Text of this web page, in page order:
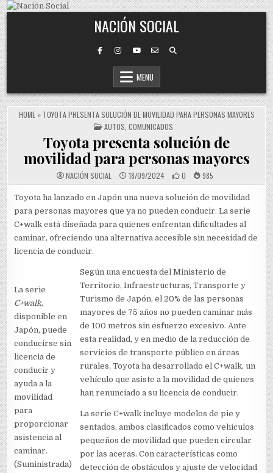
Skip to content
NACIÓN SOCIAL
MENU
HOME» TOYOTA PRESENTA SOLUCIÓN DE MOVILIDAD PARA PERSONAS MAYORES
POSTED IN
AUTOS COMUNICADOS
Toyota presenta solución de
movilidad para personas mayores
NACIÓN SOCIAL 18/09/2024 0 985
Toyota ha lanzado en Japón una nueva solución de movilidad
para personas mayores que ya no pueden conducir. La serie
C+walk está diseñada para quienes enfrentan dificultades al
caminar, ofreciendo una alternativa accesible sin necesidad de
licencia de conducir.
La serie
C+walk,
disponible en
Japón, puede
conducirse sin
licencia de
conducir y
ayuda a la
movilidad
para
proporcionar
asistencia al
caminar.
(Suministrada)
Según una encuesta del Ministerio de
Territorio, Infraestructuras, Transporte y
Turismo de Japón, el 20% de las personas
mayores de 75 años no pueden caminar más
de 100 metros sin esfuerzo excesivo. Ante
esta realidad, y en medio de la reducción de
servicios de transporte público en áreas
rurales, Toyota ha desarrollado el C+walk, un
vehículo que asiste a la movilidad de quienes
han renunciado a su licencia de conducir.
La serie C+walk incluye modelos de pie y
sentados, ambos clasificados como vehículos
pequeños de movilidad que pueden circular
por las aceras. Con características como
detección de obstáculos y ajuste de velocidad